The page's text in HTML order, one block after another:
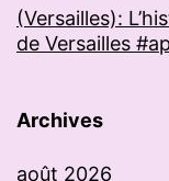
(Versailles):
de Versailles
Archives
août 2026